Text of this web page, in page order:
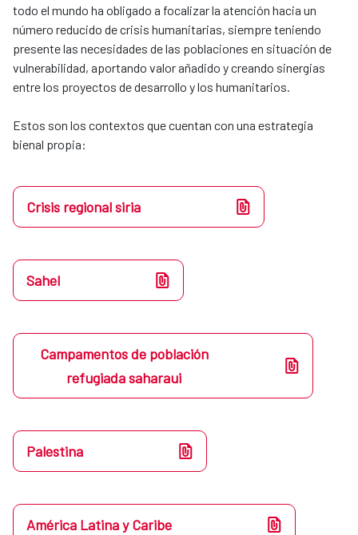
todo el mundo ha obligado a focalizar la atención hacia un
número reducido de crisis humanitarias, siempre teniendo
presente las necesidades de las poblaciones en situación de
vulnerabilidad, aportando valor añadido y creando sinergias
entre los proyectos de desarrollo y los ​humanitarios. ​
​​Estos son los contextos que cuentan con una estrategia
bienal propia:​​​​​​​
Crisis regional siria
Sahel
Campamentos de población
refugiada saharaui
Palestina
América Latina y Caribe